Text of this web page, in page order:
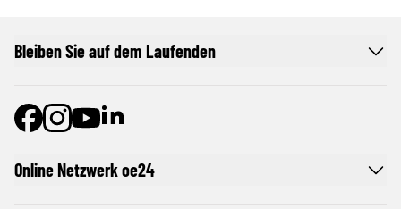
Online Netzwerk oe24
Bleiben Sie auf dem Laufenden